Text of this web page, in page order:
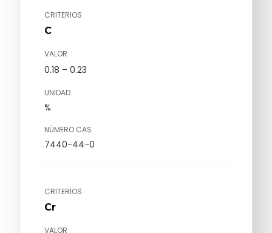
CRITERIOS
C
VALOR
0.18 – 0.23
UNIDAD
%
NÚMERO CAS
7440-44-0
CRITERIOS
Cr
VALOR